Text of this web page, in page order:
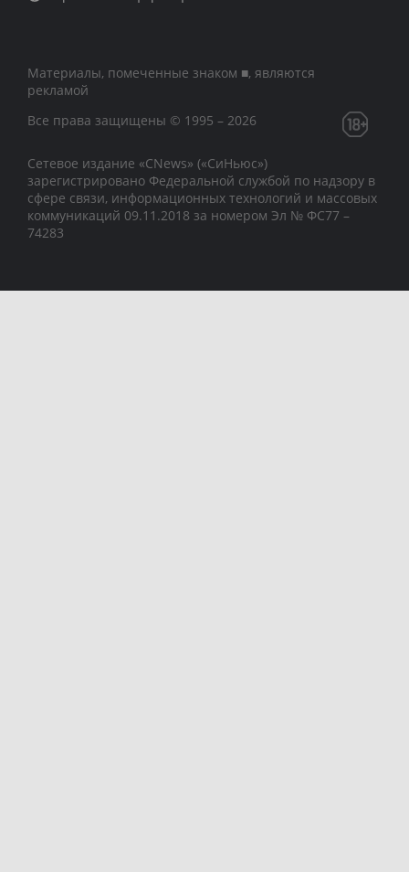
Материалы, помеченные знаком ■, являются
рекламой
Все права защищены © 1995 – 2026
Сетевое издание «CNews» («СиНьюс»)
зарегистрировано Федеральной службой по надзору в
сфере связи, информационных технологий и массовых
коммуникаций 09.11.2018 за номером Эл № ФС77 –
74283